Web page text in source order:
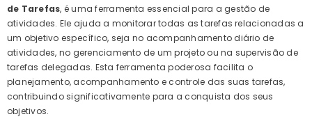
de Tarefas, é uma ferramenta essencial para a gestão de
atividades. Ele ajuda a monitorar todas as tarefas relacionadas a
um objetivo específico, seja no acompanhamento diário de
atividades, no gerenciamento de um projeto ou na supervisão de
tarefas delegadas. Esta ferramenta poderosa facilita o
planejamento, acompanhamento e controle das suas tarefas,
contribuindo significativamente para a conquista dos seus
objetivos.